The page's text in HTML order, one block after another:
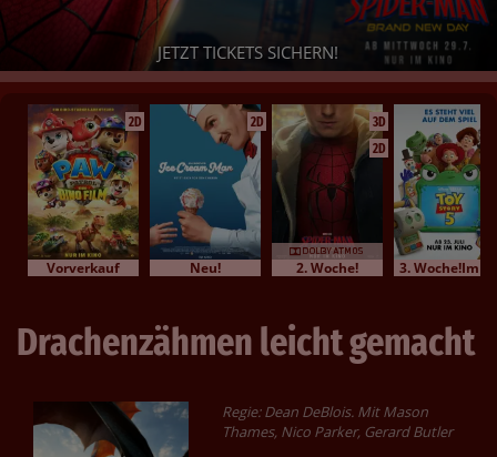
JETZT TICKETS SICHERN!
2D
Vorverkauf
2D
Neu!
3D
2D
2. Woche!
Drachenzähmen leicht gemacht
Regie: Dean DeBlois. Mit Mason
Thames, Nico Parker, Gerard Butler